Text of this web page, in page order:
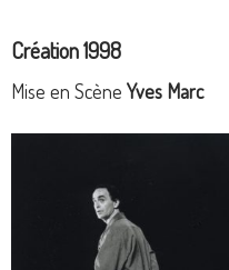
Création 1998
Mise en Scène Yves Marc